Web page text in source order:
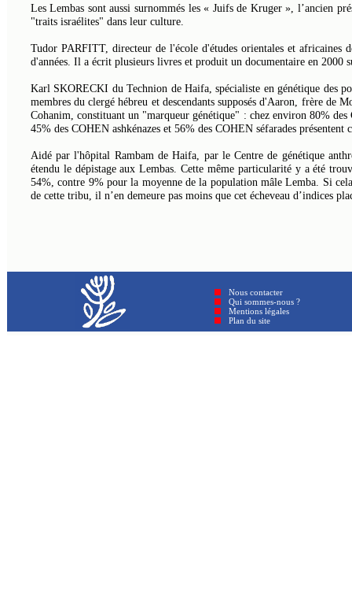
Les Lembas sont aussi surnommés les « Juifs de Kruger », l’ancien
"traits israélites" dans leur culture.
Tudor PARFITT, directeur de l'école d'études orientales et africaines
d'années. Il a écrit plusieurs livres et produit un documentaire en
Karl SKORECKI du Technion de Haifa, spécialiste en génétique des
membres du clergé hébreu et descendants supposés d'Aaron, frère de
Cohanim, constituant un "marqueur génétique" : chez environ 80%
45% des COHEN ashkénazes et 56% des COHEN séfarades
Aidé par l'hôpital Rambam de Haifa, par le Centre de génétique
étendu le dépistage aux Lembas. Cette même particularité y a été
54%, contre 9% pour la moyenne de la population mâle Lemba. Si
de cette tribu, il n’en demeure pas moins que cet écheveau d’indices
Nous contacter
Qui sommes-nous ?
Mentions légales
Plan du site © GenAmi